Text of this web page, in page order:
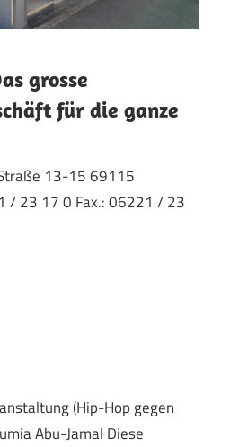
grosse
für die ganze
13-15 69115
/ 23 17 0 Fax.: 06221 / 23
(Hip-Hop gegen
Abu-Jamal Diese